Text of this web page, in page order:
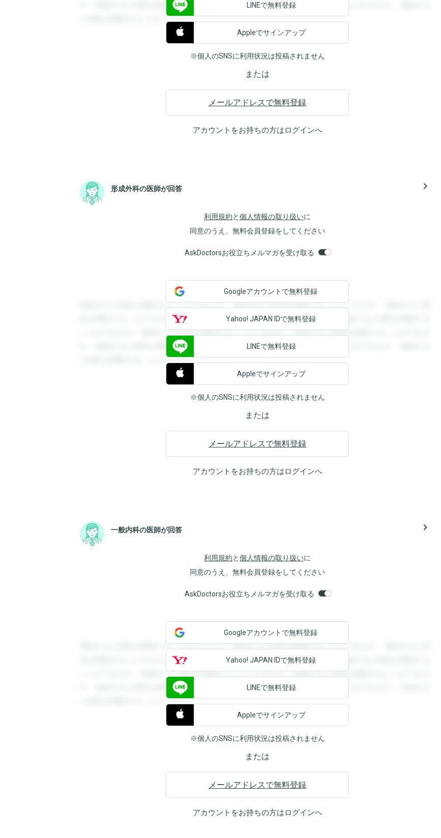
す。登録すると回答を閲覧することができます。登録すると回答を閲覧することができます。登録する
と回答を閲覧することができます。
LINEで無料登録
Appleでサインアップ
※個人のSNSに利用状況は投稿されません
または
メールアドレスで無料登録
アカウントをお持ちの方はログインへ
形成外科の医師が回答 navigate_next
利用規約と個人情報の取り扱いに
同意のうえ、無料会員登録をしてください
AskDoctorsお役立ちメルマガを受け取る
登録すると回答を閲覧することができます。登録すると回答を閲覧することができます。登録すると回
答を閲覧することができます。登録すると回答を閲覧することができます。登録すると回答を閲覧する
ことができます。登録すると回答を閲覧することができます。登録すると回答を閲覧することができま
す。登録すると回答を閲覧することができます。登録すると回答を閲覧することができます。登録する
と回答を閲覧することができます。
Googleアカウントで無料登録
Yahoo! JAPAN IDで無料登録
LINEで無料登録
Appleでサインアップ
※個人のSNSに利用状況は投稿されません
または
メールアドレスで無料登録
アカウントをお持ちの方はログインへ
一般内科の医師が回答 navigate_next
利用規約と個人情報の取り扱いに
同意のうえ、無料会員登録をしてください
AskDoctorsお役立ちメルマガを受け取る
登録すると回答を閲覧することができます。登録すると回答を閲覧することができます。登録すると回
答を閲覧することができます。登録すると回答を閲覧することができます。登録すると回答を閲覧する
ことができます。登録すると回答を閲覧することができます。登録すると回答を閲覧することができま
す。登録すると回答を閲覧することができます。登録すると回答を閲覧することができます。登録する
と回答を閲覧することができます。
Googleアカウントで無料登録
Yahoo! JAPAN IDで無料登録
LINEで無料登録
Appleでサインアップ
※個人のSNSに利用状況は投稿されません
または
メールアドレスで無料登録
アカウントをお持ちの方はログインへ